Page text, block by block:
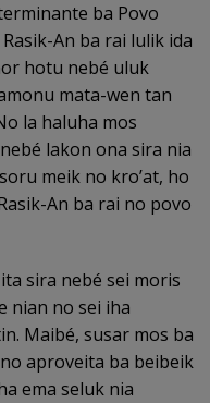
ba Povo
An ba rai lulik ida
hotu nebé uluk
mata-wen tan
la haluha mos
lakon ona sira nia
meik no kro’at, ho
An ba rai no povo
sira nebé sei moris
nian no sei iha
Maibé, susar mos ba
aproveita ba beibeik
ema seluk nia